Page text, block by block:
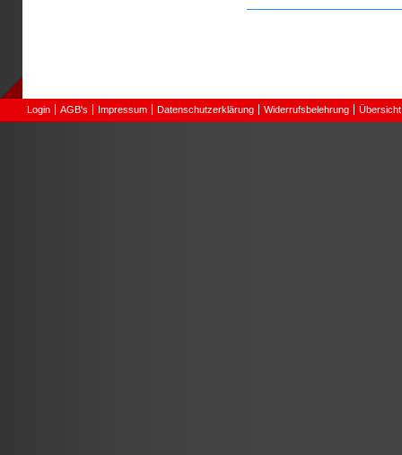
Login AGB's Impressum Datenschutzerklärung Widerrufsbelehrung